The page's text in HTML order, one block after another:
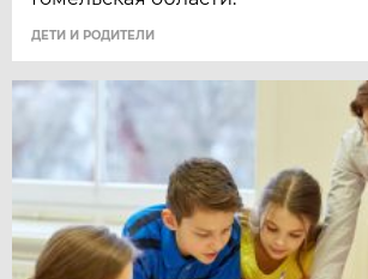
ДЕТИ И РОДИТЕЛИ